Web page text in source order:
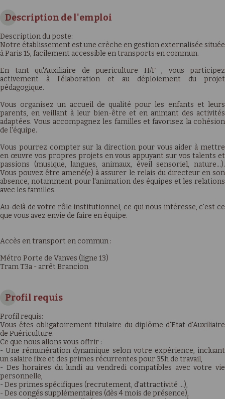
Description de l'emploi
Description du poste:
Notre établissement est une crèche en gestion externalisée située
à Paris 15, facilement accessible en transports en commun.
En tant qu'Auxiliaire de puericulture H/F , vous participez
activement à l'élaboration et au déploiement du projet
pédagogique.
Vous organisez un accueil de qualité pour les enfants et leurs
parents, en veillant à leur bien-être et en animant des activités
adaptées. Vous accompagnez les familles et favorisez la cohésion
de l'équipe.
Vous pourrez compter sur la direction pour vous aider à mettre
en œuvre vos propres projets en vous appuyant sur vos talents et
passions (musique, langues, animaux, éveil sensoriel, nature…).
Vous pouvez être amené(e) à assurer le relais du directeur en son
absence, notamment pour l'animation des équipes et les relations
avec les familles.
Au-delà de votre rôle institutionnel, ce qui nous intéresse, c'est ce
que vous avez envie de faire en équipe.
Accès en transport en commun :
Métro Porte de Vanves (ligne 13)
Tram T3a - arrêt Brancion
Profil requis
Profil requis:
Vous êtes obligatoirement titulaire du diplôme d'Etat d'Auxiliaire
de Puériculture.
Ce que nous allons vous offrir :
- Une rémunération dynamique selon votre expérience, incluant
un salaire fixe et des primes récurrentes pour 35h de travail,
- Des horaires du lundi au vendredi compatibles avec votre vie
personnelle,
- Des primes spécifiques (recrutement, d'attractivité …),
- Des congés supplémentaires (dès 4 mois de présence),